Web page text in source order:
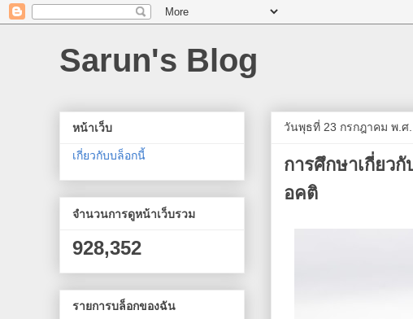
Sarun's Blog
วันพุธที่ 23 กรกฎาคม พ.ศ.
การศึกษาเกี่ยว
อคติ
หน้าเว็บ
เกี่ยวกับบล็อกนี้
จำนวนการดูหน้าเว็บรวม
928,352
รายการบล็อกของฉัน